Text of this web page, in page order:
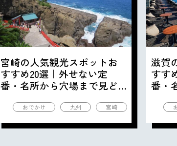
宮崎の人気観光スポットお
すすめ20選｜外せない定
番・名所から穴場まで見ど
おでかけ 九州 宮崎
滋賀
すす
番・